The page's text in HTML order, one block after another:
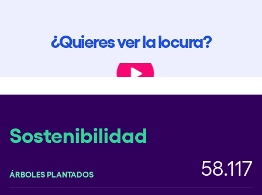
¿Quieres ver la locura?
Sostenibilidad
ÁRBOLES PLANTADOS 58.117